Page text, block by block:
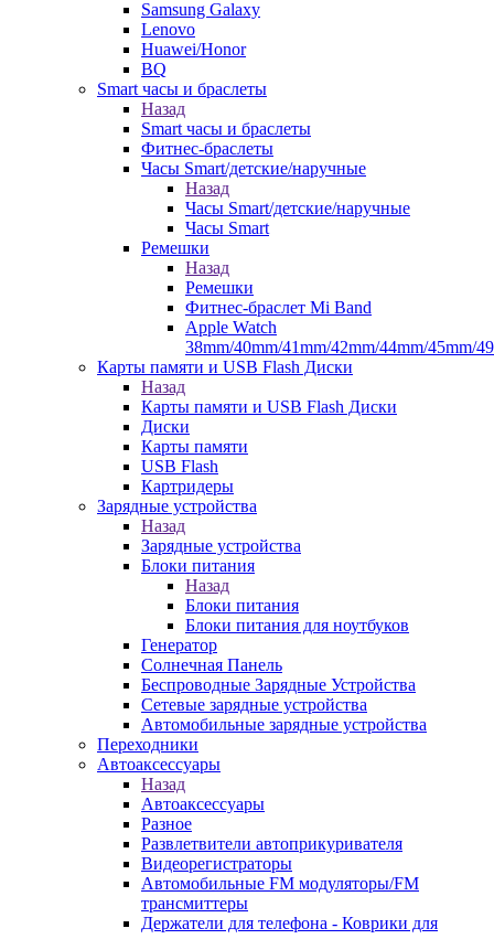
Samsung Galaxy
Lenovo
Huawei/Honor
BQ
Smart часы и браслеты
Назад
Smart часы и браслеты
Фитнес-браслеты
Часы Smart/детские/наручные
Назад
Часы Smart/детские/наручные
Часы Smart
Ремешки
Назад
Ремешки
Фитнес-браслет Mi Band
Apple Watch
38mm/40mm/41mm/42mm/44mm/45mm/
Карты памяти и USB Flash Диски
Назад
Карты памяти и USB Flash Диски
Диски
Карты памяти
USB Flash
Картридеры
Зарядные устройства
Назад
Зарядные устройства
Блоки питания
Назад
Блоки питания
Блоки питания для ноутбуков
Генератор
Солнечная Панель
Беспроводные Зарядные Устройства
Сетевые зарядные устройства
Автомобильные зарядные устройства
Переходники
Автоаксессуары
Назад
Автоаксессуары
Разное
Развлетвители автоприкуривателя
Видеорегистраторы
Автомобильные FM модуляторы/FM
трансмиттеры
Держатели для телефона - Коврики для